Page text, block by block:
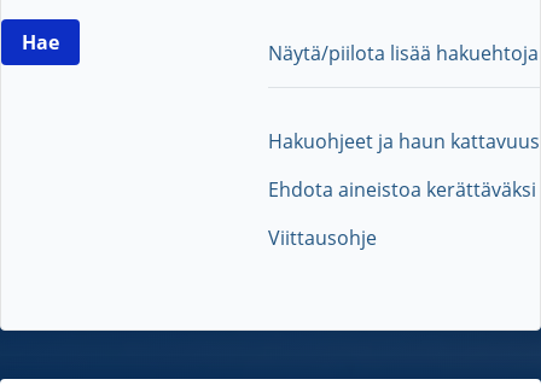
Näytä/piilota lisää hakuehtoja
Hakuohjeet ja haun kattavuus
Ehdota aineistoa kerättäväksi
Viittausohje